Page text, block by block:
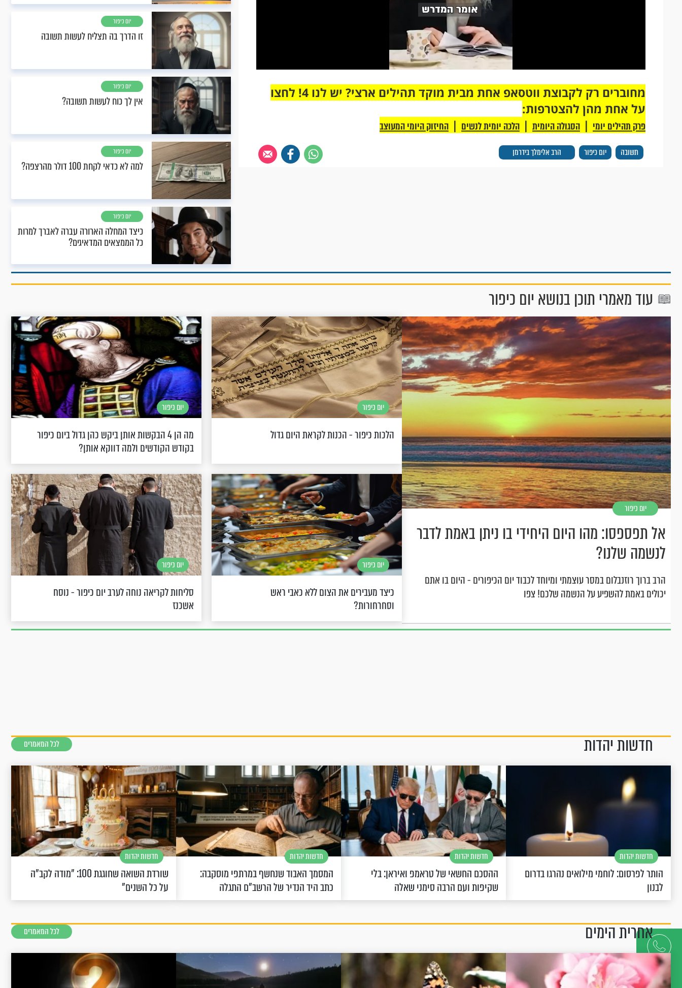
דברו
איתנו
תשובה יום כיפור הרב אלימלך בידרמן
מחוברים רק לקבוצת ווטסאפ אחת מבית מוקד תהילים ארצי? יש לנו 4! לחצו
על אחת מהן להצטרפות:
פרק תהילים יומי | הסגולה היומית | הלכה יומית לנשים | החיזוק היומי המעוצב
יום כיפור
זו הדרך בה תצליח לעשות תשובה
יום כיפור
אין לך כוח לעשות תשובה?
יום כיפור
למה לא כדאי לקחת 100 דולר מהרצפה?
יום כיפור
כיצד המחלה הארורה עברה לאברך למרות
כל הממצאים המדאיגים?
עוד מאמרי תוכן בנושא יום כיפור
יום כיפור
אל תפספסו: מהו היום היחידי בו ניתן באמת לדבר
לנשמה שלנו?
הרב ברוך רוזנבלום במסר עוצמתי ומיוחד לכבוד יום הכיפורים - היום בו אתם
יכולים באמת להשפיע על הנשמה שלכם! צפו
יום כיפור
הלכות כיפור - הכנות לקראת היום גדול
יום כיפור
מה הן 4 הבקשות אותן ביקש כהן גדול ביום כיפור
בקודש הקודשים ולמה דווקא אותן?
יום כיפור
כיצד מעבירים את הצום ללא כאבי ראש
וסחרחורות?
יום כיפור
סליחות לקריאה נוחה לערב יום כיפור - נוסח
אשכנז
חדשות יהדות לכל המאמרים
חדשות יהדות
הותר לפרסום: לוחמי מילואים נהרגו בדרום
לבנון
חדשות יהדות
ההסכם החשאי של טראמפ ואיראן: בלי
שקיפות ועם הרבה סימני שאלה
חדשות יהדות
המסמך האבוד שנחשף במרתפי מוסקבה:
כתב היד הנדיר של הרשב"ם התגלה
חדשות יהדות
שורדת השואה שחוגגת 100: "מודה לקב"ה
על כל השנים"
אחרית הימים לכל המאמרים